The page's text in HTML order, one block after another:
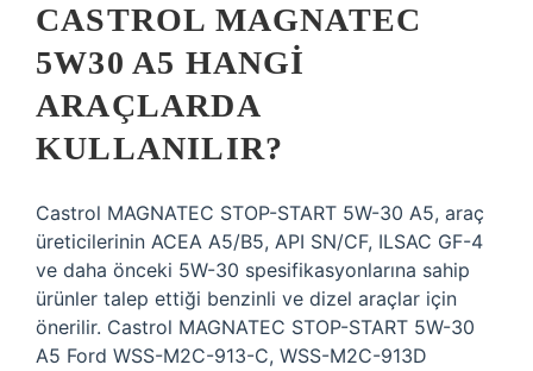
CASTROL MAGNATEC
5W30 A5 HANGI
ARAÇLARDA
KULLANILIR?
Castrol MAGNATEC STOP-START 5W-30 A5, araç
üreticilerinin ACEA A5/B5, API SN/CF, ILSAC GF-4
ve daha önceki 5W-30 spesifikasyonlarına sahip
ürünler talep ettiği benzinli ve dizel araçlar için
önerilir. Castrol MAGNATEC STOP-START 5W-30
A5 Ford WSS-M2C-913-C, WSS-M2C-913D